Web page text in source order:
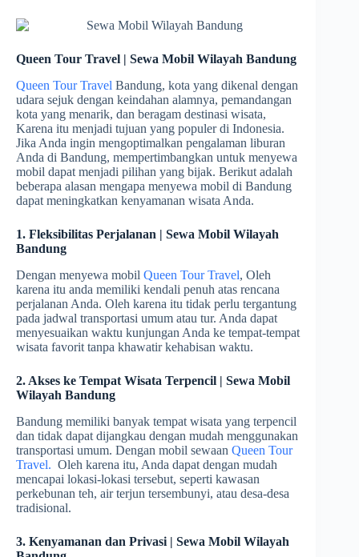
Queen Tour Travel | Sewa Mobil Wilayah Bandung
Queen Tour Travel Bandung, kota yang dikenal dengan
udara sejuk dengan keindahan alamnya, pemandangan
kota yang menarik, dan beragam destinasi wisata,
Karena itu menjadi tujuan yang populer di Indonesia.
Jika Anda ingin mengoptimalkan pengalaman liburan
Anda di Bandung, mempertimbangkan untuk menyewa
mobil dapat menjadi pilihan yang bijak. Berikut adalah
beberapa alasan mengapa menyewa mobil di Bandung
dapat meningkatkan kenyamanan wisata Anda.
1. Fleksibilitas Perjalanan | Sewa Mobil Wilayah
Bandung
Dengan menyewa mobil Queen Tour Travel, Oleh
karena itu anda memiliki kendali penuh atas rencana
perjalanan Anda. Oleh karena itu tidak perlu tergantung
pada jadwal transportasi umum atau tur. Anda dapat
menyesuaikan waktu kunjungan Anda ke tempat-tempat
wisata favorit tanpa khawatir kehabisan waktu.
2. Akses ke Tempat Wisata Terpencil | Sewa Mobil
Wilayah Bandung
Bandung memiliki banyak tempat wisata yang terpencil
dan tidak dapat dijangkau dengan mudah menggunakan
transportasi umum. Dengan mobil sewaan Queen Tour
Travel. Oleh karena itu, Anda dapat dengan mudah
mencapai lokasi-lokasi tersebut, seperti kawasan
perkebunan teh, air terjun tersembunyi, atau desa-desa
tradisional.
3. Kenyamanan dan Privasi | Sewa Mobil Wilayah